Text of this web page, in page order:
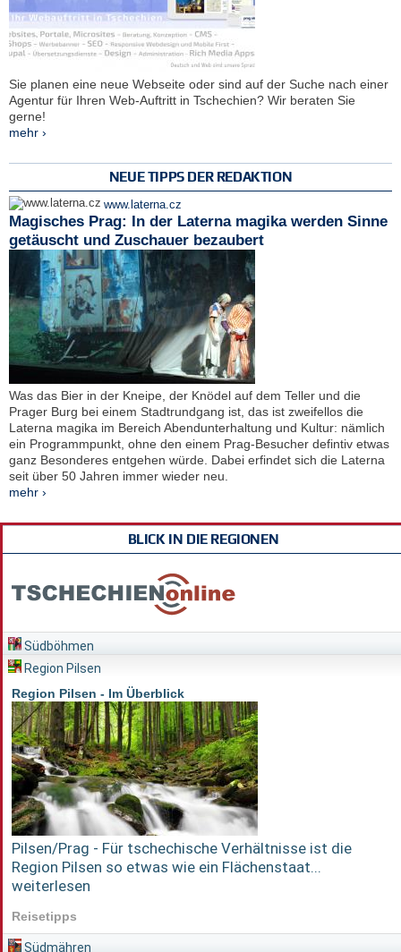
Sie planen eine neue Webseite oder sind auf der Suche nach einer
Agentur für Ihren Web-Auftritt in Tschechien? Wir beraten Sie
gerne!
mehr ›
NEUE TIPPS DER REDAKTION
www.laterna.cz
Magisches Prag: In der Laterna magika werden Sinne
getäuscht und Zuschauer bezaubert
Was das Bier in der Kneipe, der Knödel auf dem Teller und die
Prager Burg bei einem Stadtrundgang ist, das ist zweifellos die
Laterna magika im Bereich Abendunterhaltung und Kultur: nämlich
ein Programmpunkt, ohne den einem Prag-Besucher defintiv etwas
ganz Besonderes entgehen würde. Dabei erfindet sich die Laterna
seit über 50 Jahren immer wieder neu.
mehr ›
BLICK IN DIE REGIONEN
Südböhmen
Region Pilsen
Region Pilsen - Im Überblick
Pilsen/Prag - Für tschechische Verhältnisse ist die
Region Pilsen so etwas wie ein Flächenstaat...
weiterlesen
Reisetipps
Südmähren